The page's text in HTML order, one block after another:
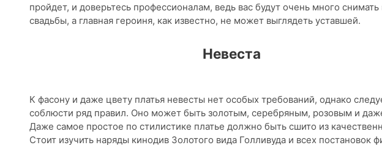
пройдет, и доверьтесь профессионалам, ведь вас будут очень много снимать
свадьбы, а главная героиня, как известно, не может выглядеть уставшей.
Невеста
К фасону и даже цвету платья невесты нет особых требований, однако
соблюсти ряд правил. Оно может быть золотым, серебряным, розовым и
Даже самое простое по стилистике платье должно быть сшито из
Стоит изучить наряды кинодив Золотого вида Голливуда и всех постановок